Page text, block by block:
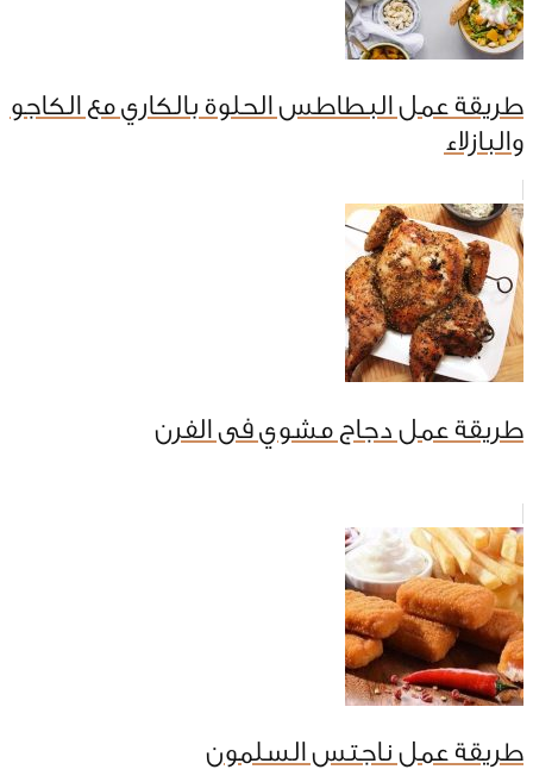
طريقة عمل البطاطس الحلوة بالكاري مع الكاجو
والبازلاء
طريقة عمل دجاج مشوي فى الفرن
طريقة عمل ناجتس السلمون